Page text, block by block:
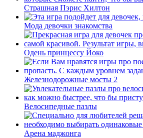
Страшная Пэрис Хилтон
Мода девочки знакомства
Одень принцессу Йоко
Железнодорожные мосты 2
Велосипедные пазлы
Арена маджонга